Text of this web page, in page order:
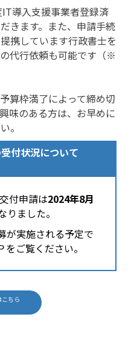
導入支援事業者登録済
きます。また、申請手続
携しています行政書士を
代行依頼も可能です（※
算枠満了によって締め切
味のある方は、お早めに
。
付状況について
付申請は2024年8月
りました。
が実施される予定で
ご覧ください。
ちら